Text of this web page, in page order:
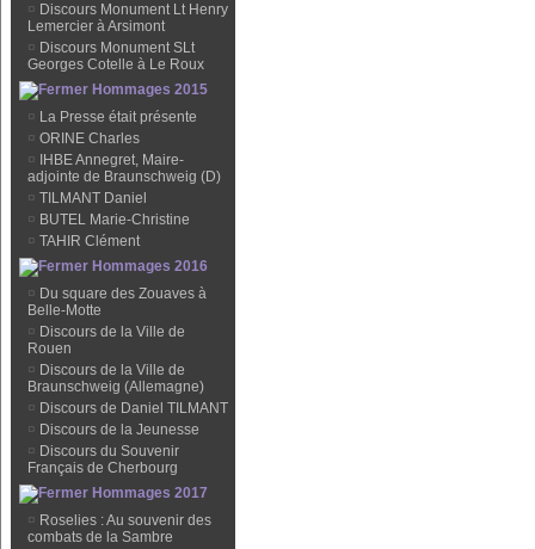
¤ Discours Monument Lt Henry
Lemercier à Arsimont
¤ Discours Monument SLt
Georges Cotelle à Le Roux
Hommages 2015
¤ La Presse était présente
¤ ORINE Charles
¤
IHBE Annegret, Maire-
adjointe de Braunschweig (D)
¤ TILMANT Daniel
¤ BUTEL Marie-Christine
¤ TAHIR Clément
Hommages 2016
¤ Du square des Zouaves à
Belle-Motte
¤ Discours de la Ville de
Rouen
¤ Discours de la Ville de
Braunschweig (Allemagne)
¤ Discours de Daniel TILMANT
¤ Discours de la Jeunesse
¤ Discours du Souvenir
Français de Cherbourg
Hommages 2017
¤ Roselies : Au souvenir des
combats de la Sambre